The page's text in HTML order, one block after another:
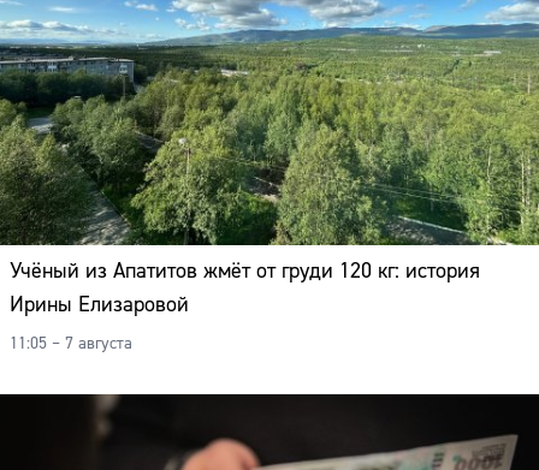
Учёный из Апатитов жмёт от груди 120 кг: история
Ирины Елизаровой
11:05 – 7 августа
Сайт: